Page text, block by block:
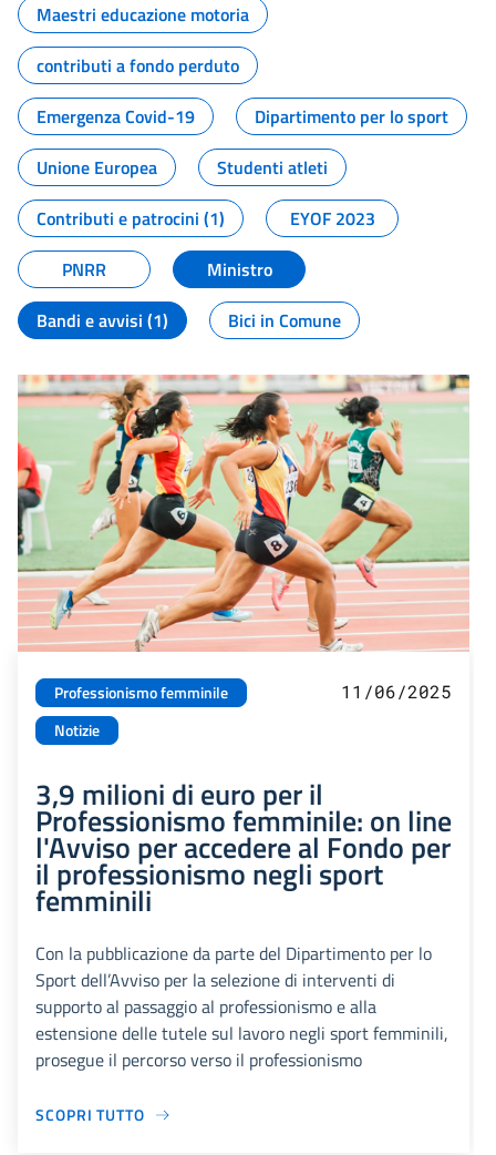
Maestri educazione motoria
contributi a fondo perduto
Emergenza Covid-19
Dipartimento per lo sport
Unione Europea
Studenti atleti
Contributi e patrocini (1)
EYOF 2023
PNRR
Ministro
Bandi e avvisi (1)
Bici in Comune
Professionismo femminile
Notizie
11/06/2025
3,9 milioni di euro per il
Professionismo femminile: on line
l'Avviso per accedere al Fondo per
il professionismo negli sport
femminili
Con la pubblicazione da parte del Dipartimento per lo
Sport dell’Avviso per la selezione di interventi di
supporto al passaggio al professionismo e alla
estensione delle tutele sul lavoro negli sport femminili,
prosegue il percorso verso il professionismo
SCOPRI TUTTO